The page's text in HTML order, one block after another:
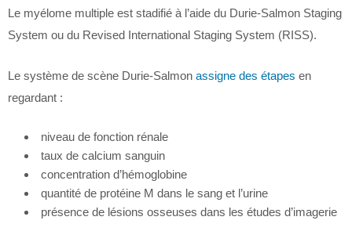
Le myélome multiple est stadifié à l’aide du Durie-Salmon Staging
System ou du Revised International Staging System (RISS).
Le système de scène Durie-Salmon assigne des étapes en
regardant :
niveau de fonction rénale
taux de calcium sanguin
concentration d’hémoglobine
quantité de protéine M dans le sang et l’urine
présence de lésions osseuses dans les études d’imagerie